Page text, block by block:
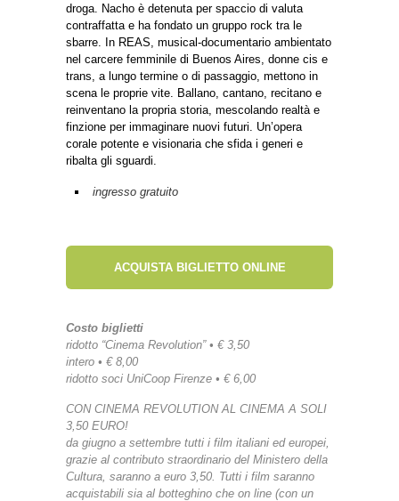
droga. Nacho è detenuta per spaccio di valuta
contraffatta e ha fondato un gruppo rock tra le
sbarre. In REAS, musical-documentario ambientato
nel carcere femminile di Buenos Aires, donne cis e
trans, a lungo termine o di passaggio, mettono in
scena le proprie vite. Ballano, cantano, recitano e
reinventano la propria storia, mescolando realtà e
finzione per immaginare nuovi futuri. Un’opera
corale potente e visionaria che sfida i generi e
ribalta gli sguardi.
ingresso gratuito
ACQUISTA BIGLIETTO ONLINE
Costo biglietti
ridotto “Cinema Revolution” • € 3,50
intero • € 8,00
ridotto soci UniCoop Firenze • € 6,00
CON CINEMA REVOLUTION AL CINEMA A SOLI
3,50 EURO!
da giugno a settembre tutti i film italiani ed europei,
grazie al contributo straordinario del Ministero della
Cultura, saranno a euro 3,50. Tutti i film saranno
acquistabili sia al botteghino che on line (con un